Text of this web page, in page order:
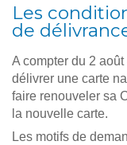
Les
de
A compter du 2
délivrer une carte
faire renouveler sa
la nouvelle carte.
Les motifs de